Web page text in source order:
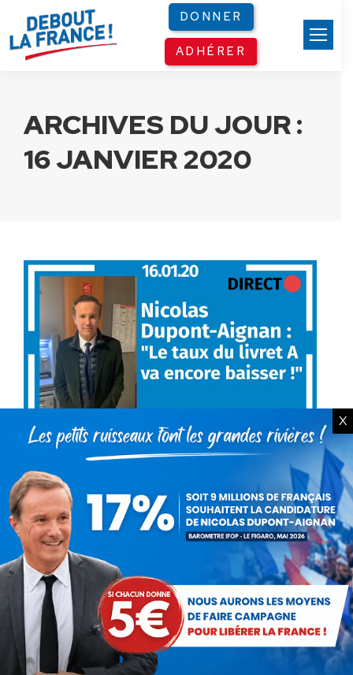
DONNER
ADHÉRER
ARCHIVES DU JOUR :
16 JANVIER 2020
Nicolas Dupont-Aignan : « Le
taux du livret A va encore
baisser ! »
Vidéo ParNicolas Dupont-Aignan
16 janvier 2020
« Après avoir matraqué d’impôts les Français,
le Gouvernement s’attaque à leurs économies
en rabaissant le taux de livret A à 0,5% ! Tout
est bon pour racketter les classes moyennes…
X
Panneau de gestion des cookies